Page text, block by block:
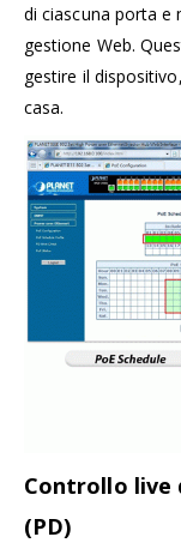
di ciascuna porta e
gestione Web.
gestire il
casa.
Controllo live
(PD)